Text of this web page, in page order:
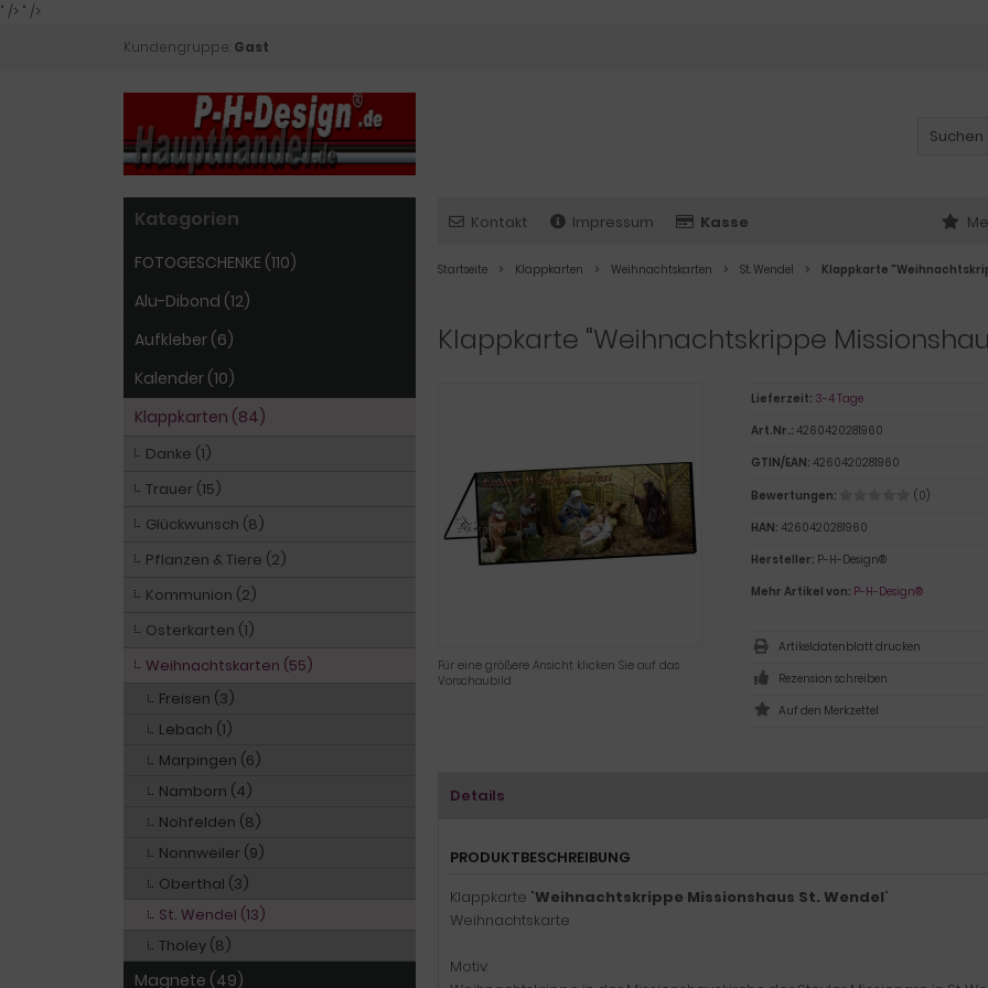
" /> " />
Kundengruppe: Gast
Kontakt Impressum Kasse
Startseite Klappkarten Weihnachtskarten St. Wendel Klappkarte
Klappkarte "Weihnachtskrippe
Für eine größere Ansicht klicken Sie auf das
Vorschaubild
Lieferzeit: 3-4 Tage
Art.Nr.: 4260420281960
GTIN/EAN: 4260420281960
Bewertungen:
(0)
HAN: 4260420281960
Hersteller: P-H-Design®
Mehr Artikel von: P-H-Design®
Artikeldatenblatt drucken
Rezension schreiben
Details
PRODUKTBESCHREIBUNG
Klappkarte "Weihnachtskrippe Missionshaus St. Wendel"
Weihnachtskarte
Motiv:
Kategorien
FOTOGESCHENKE (110)
Alu-Dibond (12)
Aufkleber (6)
Kalender (10)
Klappkarten (84)
Danke (1)
Trauer (15)
Glückwunsch (8)
Pflanzen & Tiere (2)
Kommunion (2)
Osterkarten (1)
Weihnachtskarten (55)
Freisen (3)
Lebach (1)
Marpingen (6)
Namborn (4)
Nohfelden (8)
Nonnweiler (9)
Oberthal (3)
St. Wendel (13)
Tholey (8)
Magnete (49)